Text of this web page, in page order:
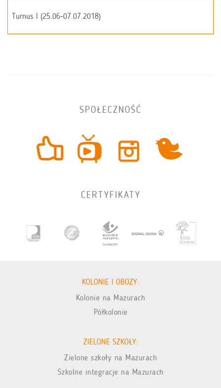
Turnus I (25.06-07.07.2018)
SPOŁECZNOŚĆ
CERTYFIKATY
KOLONIE I OBOZY:
Kolonie na Mazurach
Półkolonie
ZIELONE SZKOŁY:
Zielone szkoły na Mazurach
Szkolne integracje na Mazurach